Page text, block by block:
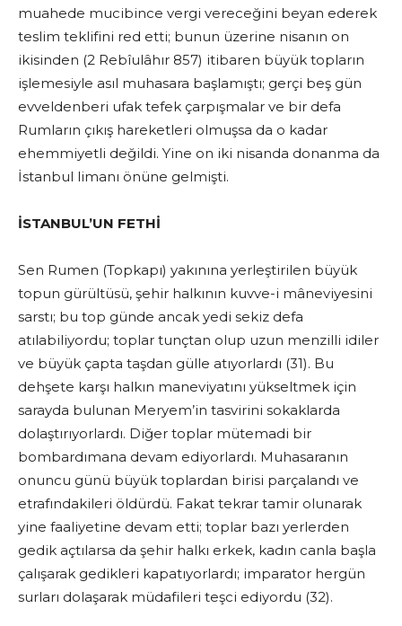
muahede mucibince vergi vereceğini beyan ederek
teslim teklifini red etti; bunun üzerine nisanın on
ikisinden (2 Rebîulâhır 857) itibaren büyük topların
işlemesiyle asıl muhasara başlamıştı; gerçi beş gün
evveldenberi ufak tefek çarpışmalar ve bir defa
Rumların çıkış hareketleri olmuşsa da o kadar
ehemmiyetli değildi. Yine on iki nisanda donanma da
İstanbul limanı önüne gelmişti.
İSTANBUL’UN FETHİ
Sen Rumen (Topkapı) yakınına yerleştirilen büyük
topun gürültüsü, şehir halkının kuvve-i mâneviyesini
sarstı; bu top günde ancak yedi sekiz defa
atılabiliyordu; toplar tunçtan olup uzun menzilli idiler
ve büyük çapta taşdan gülle atıyorlardı (31). Bu
dehşete karşı halkın maneviyatını yükseltmek için
sarayda bulunan Meryem’in tasvirini sokaklarda
dolaştırıyorlardı. Diğer toplar mütemadi bir
bombardımana devam ediyorlardı. Muhasaranın
onuncu günü büyük toplardan birisi parçalandı ve
etrafındakileri öldürdü. Fakat tekrar tamir olunarak
yine faaliyetine devam etti; toplar bazı yerlerden
gedik açtılarsa da şehir halkı erkek, kadın canla başla
çalışarak gedikleri kapatıyorlardı; imparator hergün
surları dolaşarak müdafileri teşci ediyordu (32).